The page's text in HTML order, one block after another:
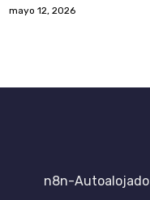
mayo 12, 2026
n8n-Autoalojado